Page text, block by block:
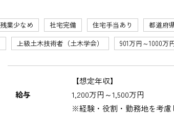
残業少なめ 社宅完備 住宅手当あり
都道府
上級土木技術者（土木学会） 901万円～1000万
給与
【想定年収】
1,200万円～1,500万円
※経験・役割・勤務地を考慮